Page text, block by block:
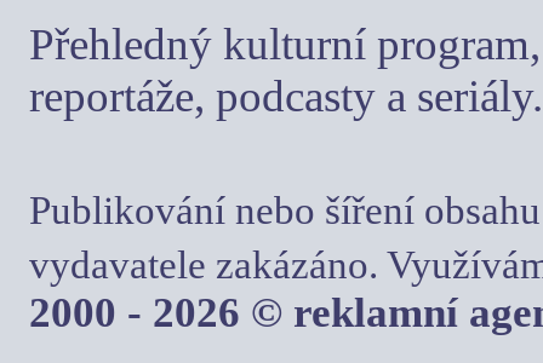
Přehledný kulturní
reportáže, podcasty a seriály.
Publikování nebo šíření
vydavatele zakázáno.
2000 - 2026 © reklamní